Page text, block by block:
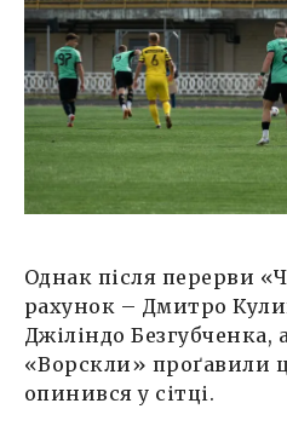
Однак після перерви
рахунок – Дмитро
Джіліндо Безгубченка,
«Ворскли» проґавили
опинився у сітці.